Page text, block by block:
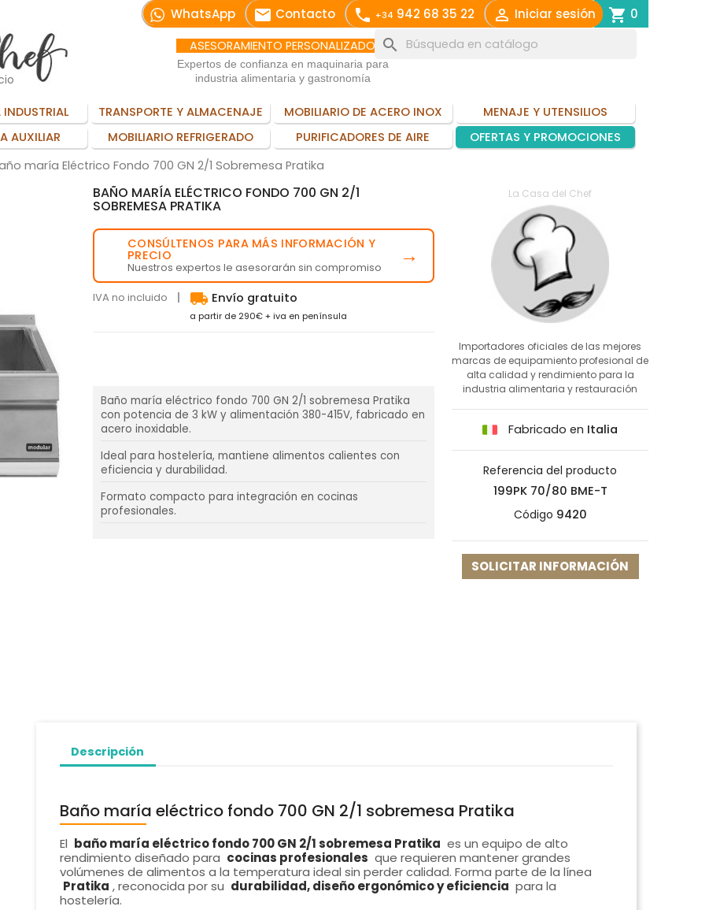
WhatsApp email Contacto call +34 942 68 35 22  Iniciar sesión shopping_cart 0
ASESORAMIENTO PERSONALIZADO
Expertos de confianza en maquinaria para
industria alimentaria y gastronomía
search
TRANSPORTE Y ALMACENAJE MOBILIARIO DE ACERO INOX
MENAJE Y UTENSILIOS
AUXILIAR MOBILIARIO REFRIGERADO PURIFICADORES DE AIRE OFERTAS Y PROMOCIONES
maría Eléctrico Fondo 700 GN 2/1 Sobremesa Pratika
BAÑO MARÍA ELÉCTRICO FONDO 700 GN 2/1
SOBREMESA PRATIKA
CONSÚLTENOS PARA MÁS INFORMACIÓN Y
PRECIO
Nuestros expertos le asesorarán sin compromiso →
IVA no incluido local_shipping Envío gratuito
a partir de 290€ + iva en península
Baño maría eléctrico fondo 700 GN 2/1 sobremesa Pratika
con potencia de 3 kW y alimentación 380-415V, fabricado en
acero inoxidable.
Ideal para hostelería, mantiene alimentos calientes con
eficiencia y durabilidad.
Formato compacto para integración en cocinas
profesionales.
La Casa del Chef
Importadores oficiales de las mejores
marcas de equipamiento profesional de
alta calidad y rendimiento para la
industria alimentaria y restauración
Fabricado en Italia
Referencia del producto
199PK 70/80 BME-T
Código 9420
SOLICITAR INFORMACIÓN
Descripción
Baño maría eléctrico fondo 700 GN 2/1 sobremesa Pratika
El baño maría eléctrico fondo 700 GN 2/1 sobremesa Pratika es un equipo de alto
rendimiento diseñado para cocinas profesionales que requieren mantener grandes
volúmenes de alimentos a la temperatura ideal sin perder calidad. Forma parte de la línea
Pratika , reconocida por su durabilidad, diseño ergonómico y eficiencia para la
hostelería.